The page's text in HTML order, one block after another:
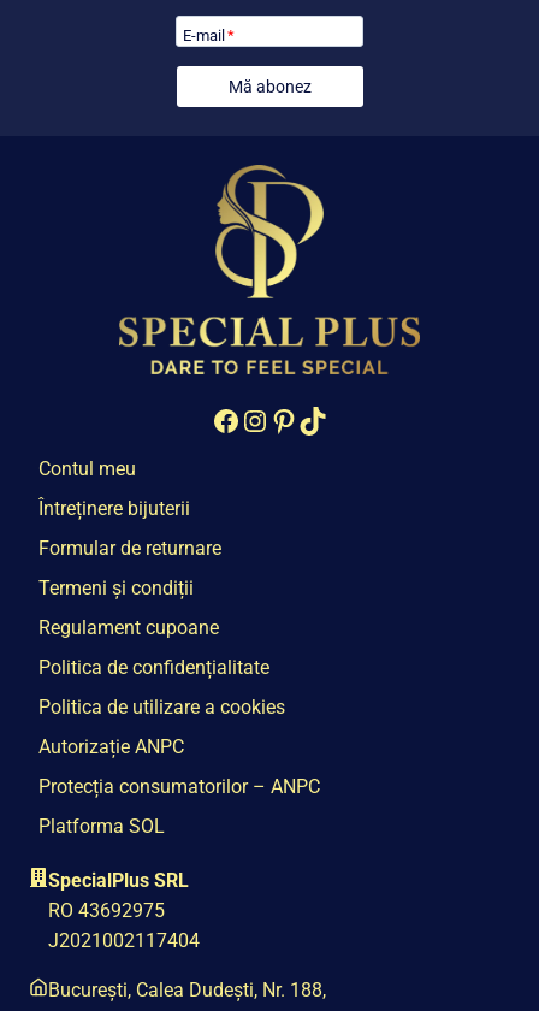
E-mail*
Mă abonez
Facebook
Instagram
Pinterest
TikTok
Contul meu
Întreținere bijuterii
Formular de returnare
Termeni și condiții
Regulament cupoane
Politica de confidențialitate
Politica de utilizare a cookies
Autorizație ANPC
Protecția consumatorilor – ANPC
Platforma SOL
SpecialPlus SRL
RO 43692975
J2021002117404
București, Calea Dudești, Nr. 188,